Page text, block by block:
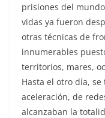
prisiones del
vidas ya fueron
otras técnicas de
innumerables
territorios, mares,
Hasta el otro día,
aceleración, de
alcanzaban la